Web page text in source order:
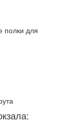
полки для